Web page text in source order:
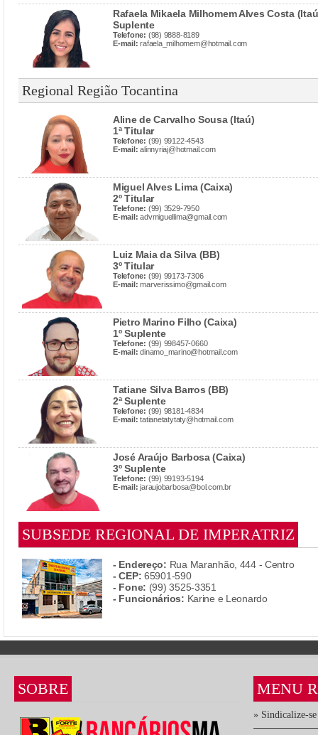
Rafaela Mikaela Milhomem Alves Costa
Suplente
Telefone: (98) 9888-8189
E-mail: rafaela_milhomem@hotmail.com
Regional Região Tocantina
Aline de Carvalho Sousa (Itaú)
1ª Titular
Telefone: (99) 99122-4543
E-mail: alinnyriaj@hotmail.com
Miguel Alves Lima (Caixa)
2º Titular
Telefone: (99) 3529-7950
E-mail: advmiguellima@gmail.com
Luiz Maia da Silva (BB)
3º Titular
Telefone: (99) 99173-7306
E-mail: marverissimo@gmail.com
Pietro Marino Filho (Caixa)
1º Suplente
Telefone: (99) 998457-0660
E-mail: dinamo_marino@hotmail.com
Tatiane Silva Barros (BB)
2ª Suplente
Telefone: (99) 98181-4834
E-mail: tatianetatytaty@hotmail.com
José Araújo Barbosa (Caixa)
3º Suplente
Telefone: (99) 99193-5194
E-mail: jaraujobarbosa@bol.com.br
SUBSEDE REGIONAL DE IMPERATRIZ
- Endereço: Rua Maranhão, 444 - Centro
- CEP: 65901-590
- Fone: (99) 3525-3351
- Funcionários: Karine e Leonardo
SOBRE MENU
» Sindicalize-se